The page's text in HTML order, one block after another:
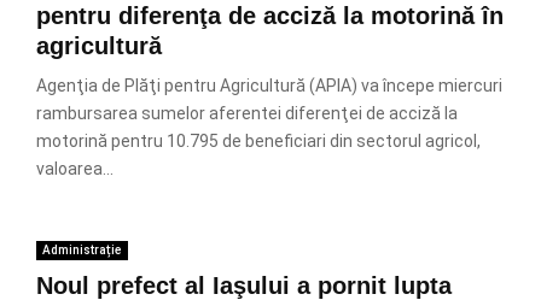
pentru diferenţa de acciză la motorină în
agricultură
Agenţia de Plăţi pentru Agricultură (APIA) va începe miercuri
rambursarea sumelor aferentei diferenţei de acciză la
motorină pentru 10.795 de beneficiari din sectorul agricol,
valoarea...
Administrație
Noul prefect al Iaşului a pornit lupta